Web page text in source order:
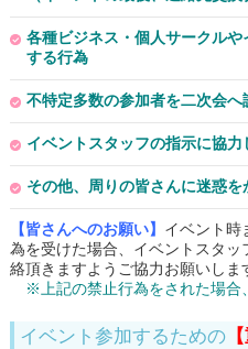
各種ビジネス・個人サークル
する行為
不特定多数の参加者を二次会へ
イベントスタッフの指示に協力
その他、周りの皆さんに迷惑
【皆さんへのお願い】 イベント時
為を受けた場合、イベントスタッ
絡頂きますようご協力お願いしま
※上記の禁止行為をされた場合
イベント参加するための【